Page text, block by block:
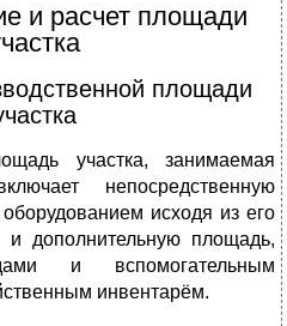
и расчет площади
площади
участка, занимаемая
непосредственную
исходя из его
и дополнительную площадь,
и вспомогательным
инвентарём.